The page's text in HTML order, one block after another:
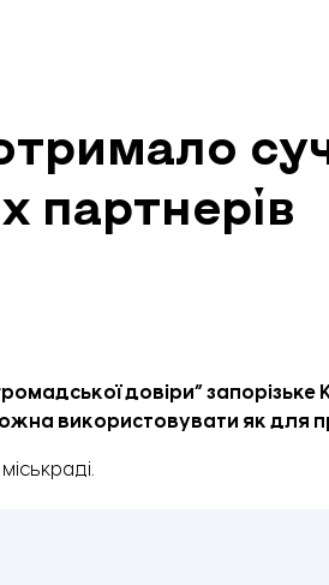
партнерів
довіри”
використовувати як для